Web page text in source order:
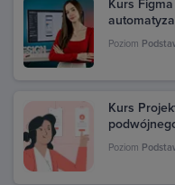
Kurs
Poziom
Kurs
Poziom